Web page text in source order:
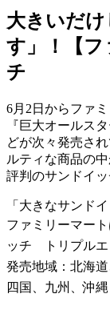
大きいだ
す」！【フ
チ
6月2日からファ
『巨大オールス
どが次々発売さ
ルティな商品の
評判のサンドイ
「大きなサンド
ファミリーマー
ッチ トリプルエ
発売地域：北海
四国、九州、沖縄